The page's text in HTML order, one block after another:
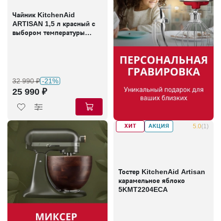
Чайник KitchenAid
ARTISAN 1,5 л красный с
выбором температуры
32 990 ₽ -21%
25 990 ₽
ХИТ АКЦИЯ
В наличии 5.0(1)
Тостер KitchenAid Artisan
карамельное яблоко
5KMT2204ECA